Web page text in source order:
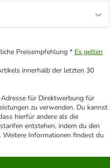
Preisempfehlung * Es gelten
innerhalb der letzten 30
für Direktwerbung für
zu verwenden. Du kannst
hierfür andere als die
entstehen, indem du den
Weitere Informationen findest du